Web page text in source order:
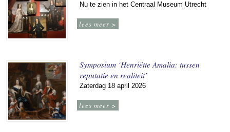
Nu te zien in het Centraal Museum Utrecht
lees meer >
Symposium ‘Henriëtte Amalia: tussen
reputatie en realiteit’
Zaterdag 18 april 2026
lees meer >